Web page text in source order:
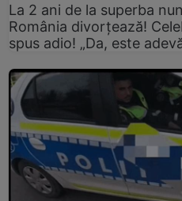
La 2 ani de la superba
România divorțează!
spus adio! „Da, este